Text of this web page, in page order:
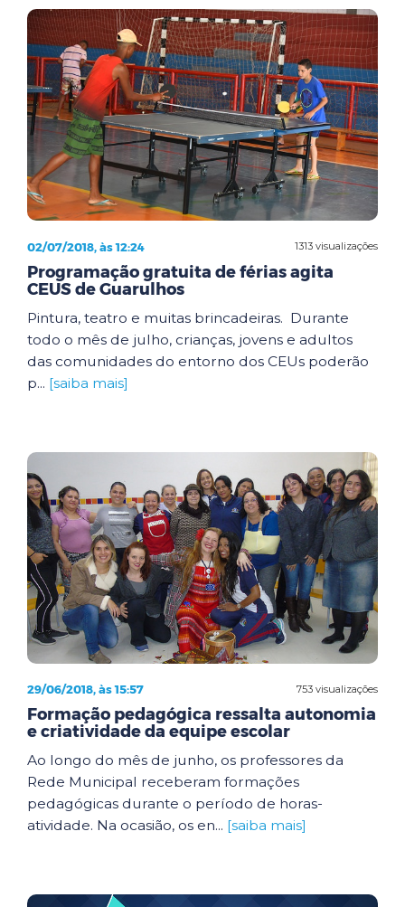
1313 visualizações
02/07/2018, às 12:24
Programação gratuita de férias agita
CEUS de Guarulhos
Pintura, teatro e muitas brincadeiras. Durante
todo o mês de julho, crianças, jovens e adultos
das comunidades do entorno dos CEUs poderão
p... [saiba mais]
753 visualizações
29/06/2018, às 15:57
Formação pedagógica ressalta autonomia
e criatividade da equipe escolar
Ao longo do mês de junho, os professores da
Rede Municipal receberam formações
pedagógicas durante o período de horas-
atividade. Na ocasião, os en... [saiba mais]